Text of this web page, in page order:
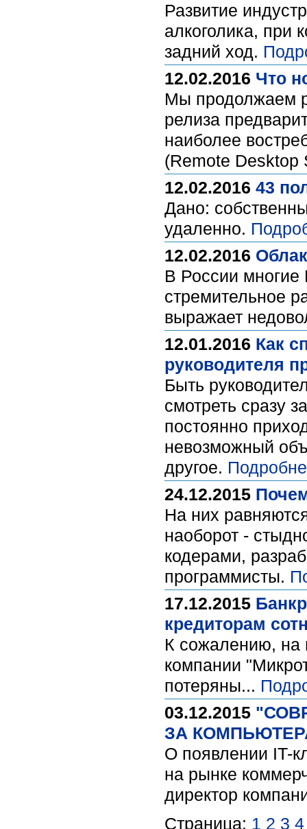
Развитие
алкоголика, при
задний ход.
12.02.2016 Что
Мы продолжаем
релиза
наиболее
(Remote
12.02.2016 43
Дано:
удаленно.
12.02.2016
В России многие
стремительное
выражает
12.01.2016 Как
руководителя
Быть
смотреть сразу
постоянно
невозможный
другое.
24.12.2015
На них
наоборот -
кодерами,
программисты.
17.12.2015
кредиторам
К сожалению, на
компании
потеряны...
03.12.2015
ЗА
О появлении IT-
на рынке
директор
Страница: 1 2 3 4